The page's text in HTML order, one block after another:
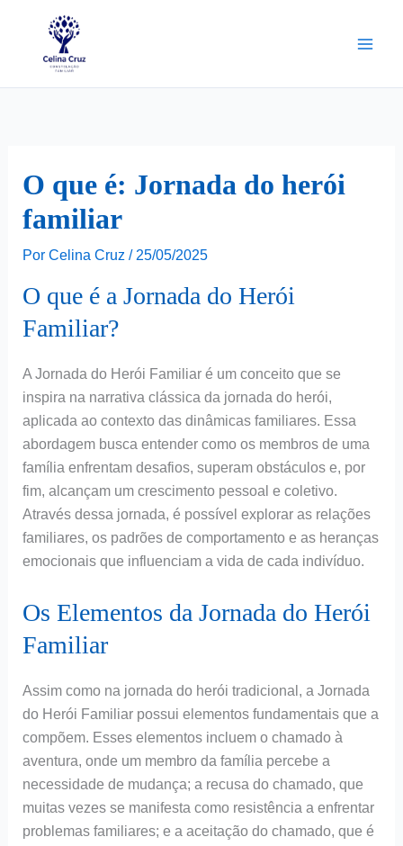
O que é: Jornada do herói
familiar
Por Celina Cruz / 25/05/2025
O que é a Jornada do Herói
Familiar?
A Jornada do Herói Familiar é um conceito que se
inspira na narrativa clássica da jornada do herói,
aplicada ao contexto das dinâmicas familiares. Essa
abordagem busca entender como os membros de uma
família enfrentam desafios, superam obstáculos e, por
fim, alcançam um crescimento pessoal e coletivo.
Através dessa jornada, é possível explorar as relações
familiares, os padrões de comportamento e as heranças
emocionais que influenciam a vida de cada indivíduo.
Os Elementos da Jornada do Herói
Familiar
Assim como na jornada do herói tradicional, a Jornada
do Herói Familiar possui elementos fundamentais que a
compõem. Esses elementos incluem o chamado à
aventura, onde um membro da família percebe a
necessidade de mudança; a recusa do chamado, que
muitas vezes se manifesta como resistência a enfrentar
problemas familiares; e a aceitação do chamado, que é